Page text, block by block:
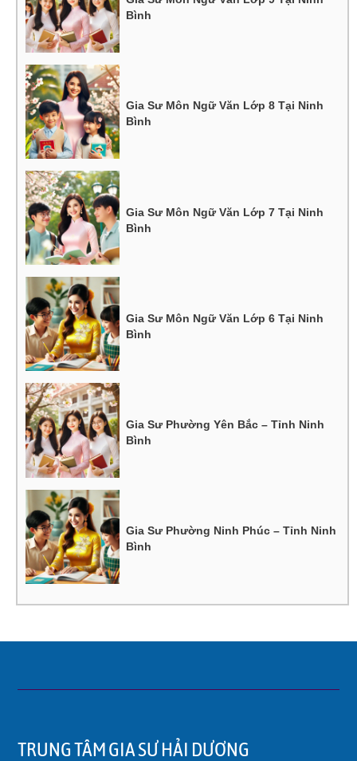
Bình
Gia Sư Môn Ngữ Văn Lớp 8 Tại Ninh
Bình
Gia Sư Môn Ngữ Văn Lớp 7 Tại Ninh
Bình
Gia Sư Môn Ngữ Văn Lớp 6 Tại Ninh
Bình
Gia Sư Phường Yên Bắc – Tỉnh Ninh
Bình
Gia Sư Phường Ninh Phúc – Tỉnh Ninh
Bình
TRUNG TÂM GIA SƯ HẢI DƯƠNG